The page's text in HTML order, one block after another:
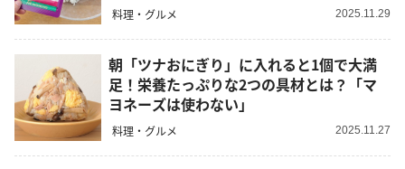
料理・グルメ 2025.11.29
朝「ツナおにぎり」に入れると1個で大満
足！栄養たっぷりな2つの具材とは？「マ
ヨネーズは使わない」
料理・グルメ 2025.11.27